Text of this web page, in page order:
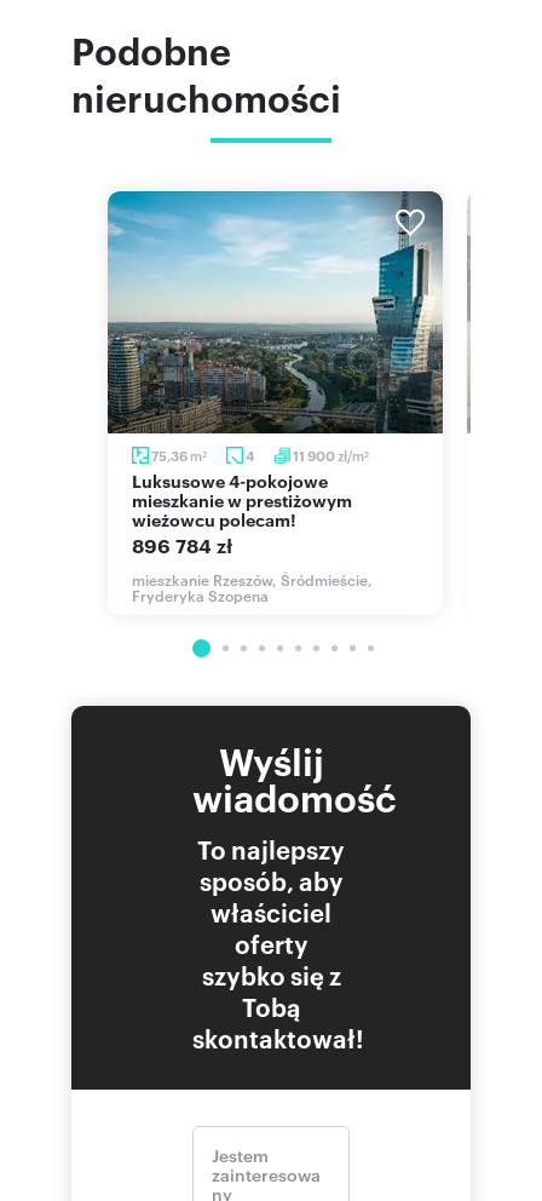
Podobne
nieruchomości
75,36 m2 4 11 900zł/m2
Luksusowe 4-pokojowe
mieszkanie w prestiżowym
wieżowcu polecam!
896 784 zł
mieszkanie Rzeszów, Śródmieście,
Fryderyka Szopena
Wyślij
wiadomość
To najlepszy
sposób, aby
właściciel
oferty
szybko się z
Tobą
skontaktował!